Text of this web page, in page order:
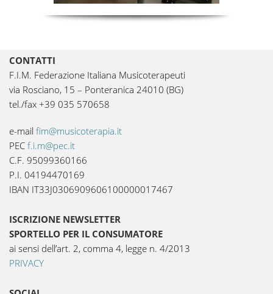
CONTATTI
F.I.M. Federazione Italiana Musicoterapeuti
via Rosciano, 15 – Ponteranica 24010 (BG)
tel./fax +39 035 570658
e-mail fim@musicoterapia.it
PEC f.i.m@pec.it
C.F. 95099360166
P.I. 04194470169
IBAN IT33J0306909606100000017467
ISCRIZIONE NEWSLETTER
SPORTELLO PER IL CONSUMATORE
ai sensi dell’art. 2, comma 4, legge n. 4/2013
PRIVACY